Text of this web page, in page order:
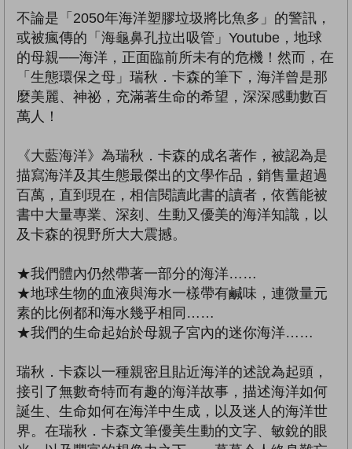
不論是「2050年海洋塑膠垃圾將比魚多」的警訊，
或被瘋傳的「海龜鼻孔拉出吸管」Youtube，地球
的母親──海洋，正面臨前所未有的危機！然而，在
「生態環保之母」瑞秋．卡森的筆下，海洋曾是那
麼美麗、神祕，充滿著生命的希望，深深感動數百
萬人！
《大藍海洋》為瑞秋．卡森的成名著作，被認為是
描寫海洋及其生態最傑出的文學作品，銷售量超過
百萬，直到現在，相信閱讀此書的讀者，依舊能被
書中大量專業、深刻、生動又優美的海洋知識，以
及卡森的視野所大大震撼。
★我們體內仍然帶著一部分的海洋……
★地球生物的血液與海水一樣帶有鹹味，連微量元
素的比例都和海水幾乎相同……
★我們的生命起始於母親子宮內的迷你海洋……
瑞秋．卡森以一種親密且貼近海洋的述說為起頭，
接引了無數奇特而有趣的海洋故事，描述海洋如何
誕生、生命如何在海洋中生成，以及迷人的海洋世
界。在瑞秋．卡森文筆優美生動的文字、敏銳的眼